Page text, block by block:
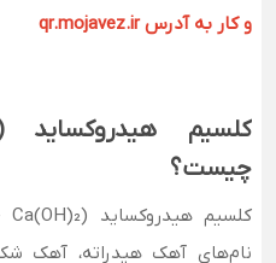
و کار به آدرس qr.mojavez.ir
چیست؟
نام‌های آهک هیدراته، آهک